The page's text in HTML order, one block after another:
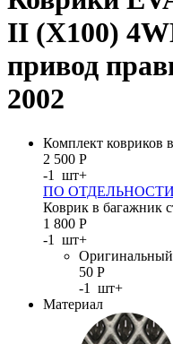
II (X100)
привод
2002
Комплект ковриков
2 500 Р
-1 шт+
ПО ОТДЕЛЬНОСТИ
Коврик в багажник
1 800 Р
-1 шт+
50 Р
-1 шт+
Материал